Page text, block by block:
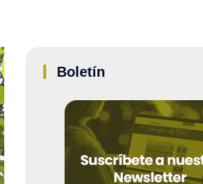
Boletín